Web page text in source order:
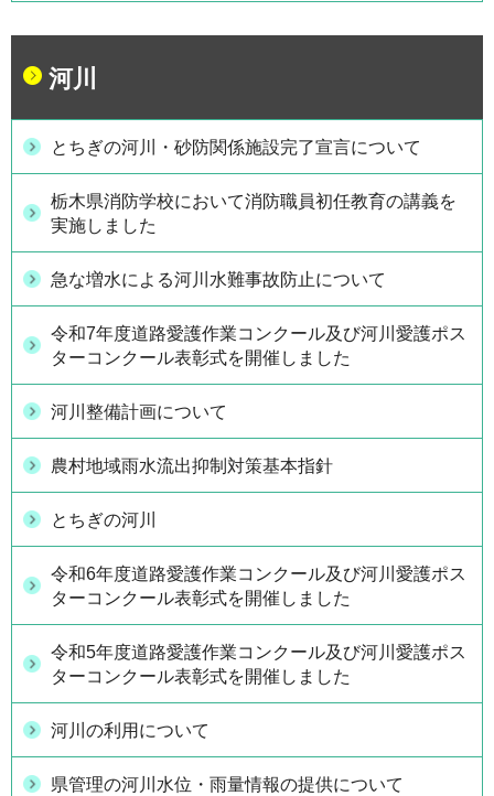
河川
とちぎの河川・砂防関係施設完了宣言について
栃木県消防学校において消防職員初任教育の講義を
実施しました
急な増水による河川水難事故防止について
令和7年度道路愛護作業コンクール及び河川愛護ポス
ターコンクール表彰式を開催しました
河川整備計画について
農村地域雨水流出抑制対策基本指針
とちぎの河川
令和6年度道路愛護作業コンクール及び河川愛護ポス
ターコンクール表彰式を開催しました
令和5年度道路愛護作業コンクール及び河川愛護ポス
ターコンクール表彰式を開催しました
河川の利用について
県管理の河川水位・雨量情報の提供について